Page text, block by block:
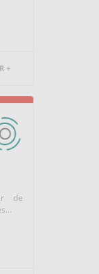
+
de